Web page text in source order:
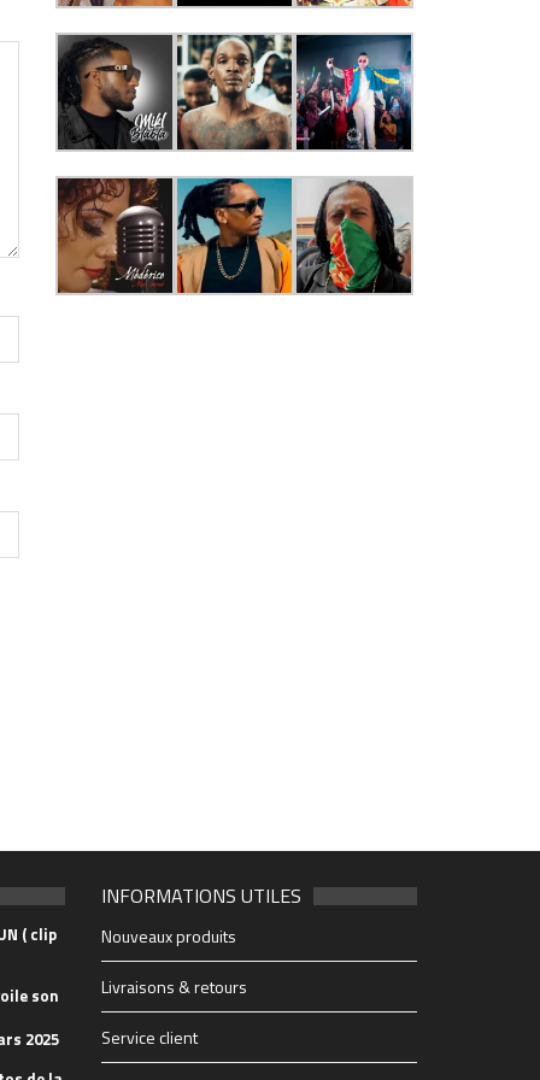
( clip
son
2025
INFORMATIONS UTILES
Nouveaux produits
Livraisons & retours
Service client